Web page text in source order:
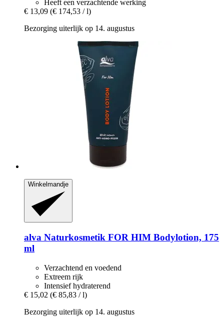
Heeft een verzachtende werking
€ 13,09 (€ 174,53 / l)
Bezorging uiterlijk op 14. augustus
Winkelmandje
alva Naturkosmetik FOR HIM Bodylotion, 175
ml
Verzachtend en voedend
Extreem rijk
Intensief hydraterend
€ 15,02 (€ 85,83 / l)
Bezorging uiterlijk op 14. augustus